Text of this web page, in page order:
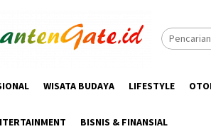
WISATA BUDAYA LIFESTYLE
BISNIS & FINANSIAL